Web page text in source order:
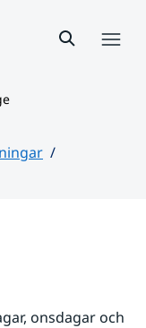
onsdagar och